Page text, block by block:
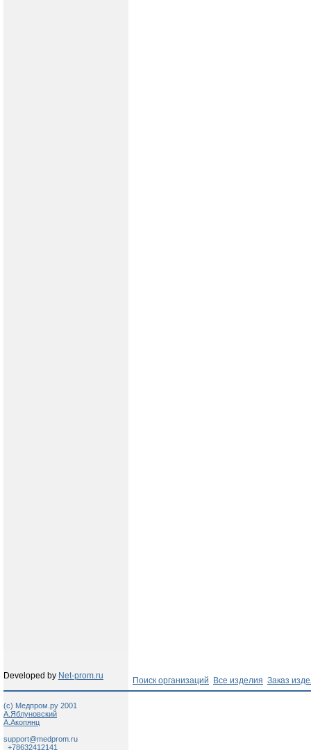
Developed by Net-prom.ru Поиск организаций Все изделия Заказ
(c) Медпром.ру 2001
А.Яблуновский
А.Акопянц
support@medprom.ru
+78632412141